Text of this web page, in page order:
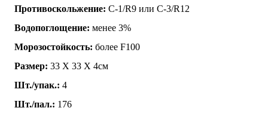
Противоскольжение: C-1/R9 или C-3/R12
Водопоглощение: менее 3%
Морозостойкость: более F100
Размер: 33 Х 33 Х 4см
Шт./упак.: 4
Шт./пал.: 176